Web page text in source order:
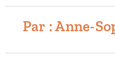
Par : Anne-